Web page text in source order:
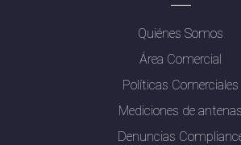
Quiénes Somos
Área Comercial
Políticas Comerciales
Mediciones de antenas
Denuncias